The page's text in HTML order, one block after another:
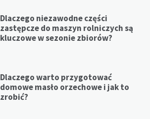
Dlaczego niezawodne części
zastępcze do maszyn rolniczych są
kluczowe w sezonie zbiorów?
Dlaczego warto przygotować
domowe masło orzechowe i jak to
zrobić?